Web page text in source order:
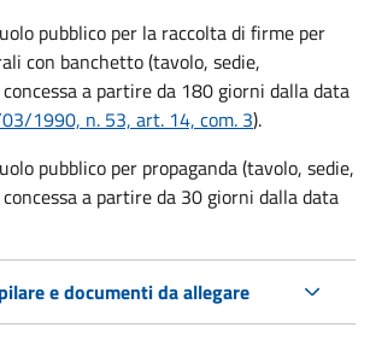
pubblico per la raccolta di firme per
con banchetto (tavolo, sedie,
concessa a partire da 180 giorni dalla data
1990, n. 53, art. 14, com. 3).
pubblico per propaganda (tavolo, sedie,
concessa a partire da 30 giorni dalla data
e documenti da allegare